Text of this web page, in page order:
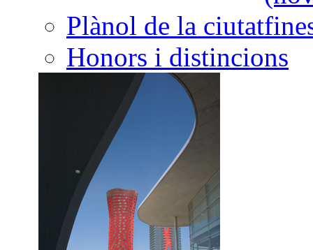
Plànol de la ciutat
Honors i distincions